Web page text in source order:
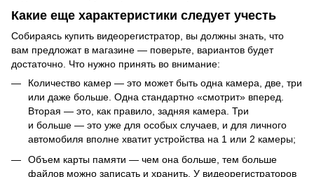
Какие еще характеристики следует учесть
Собираясь купить видеорегистратор, вы должны знать, что
вам предложат в магазине — поверьте, вариантов будет
достаточно. Что нужно принять во внимание:
Количество камер — это может быть одна камера, две, три
или даже больше. Одна стандартно «смотрит» вперед.
Вторая — это, как правило, задняя камера. Три
и больше — это уже для особых случаев, и для личного
автомобиля вполне хватит устройства на 1 или 2 камеры;
Объем карты памяти — чем она больше, тем больше
файлов можно записать и хранить. У видеорегистраторов